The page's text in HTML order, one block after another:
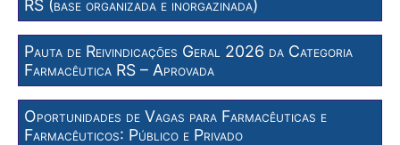
RS (base organizada e inorgazinada)
Pauta de Reivindicações Geral 2026 da Categoria
Farmacêutica RS – Aprovada
Oportunidades de Vagas para Farmacêuticas e
Farmacêuticos: Público e Privado